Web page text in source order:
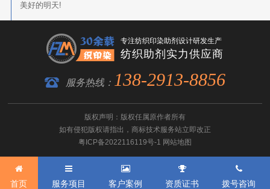
美好的明天!
专注纺织印染助剂设计研发生产
纺织助剂实力供应商
服务热线： 138-2913-8856
版权声明：版权任属原作者所有
如有侵犯版权请指出， 商标技术服务站立即改正
粤ICP备2022116119号-1 网站地图
首页 服务项目 客户案例 资质证书 拨号咨询